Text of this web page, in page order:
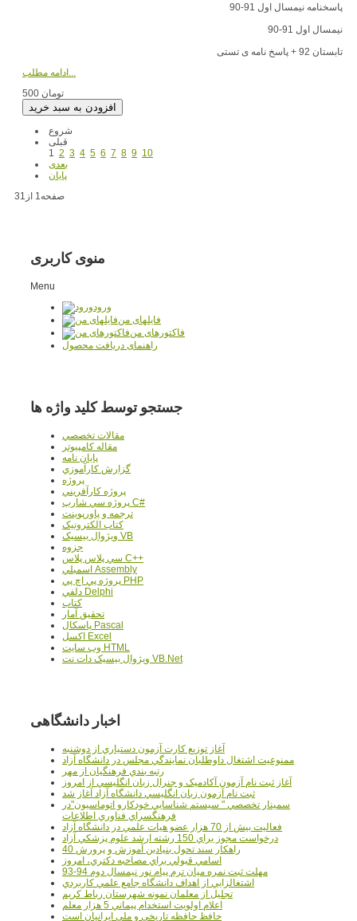
پاسخنامه نیمسال اول 91-90
نیمسال اول 91-90
تابستان 92 + پاسخ نامه ی تستی
ادامه مطلب...
500 تومان
شروع
قبلی
1 2 3 4 5 6 7 8 9 10
بعدی
پایان
صفحه1 از31
منوی کاربری
Menu
ورود
فایلهای من
فاکتورهای من
راهنمای دریافت محصول
جستجو توسط کلید واژه ها
مقالات تخصصي
مقاله کامپیوتر
پایان نامه
گزارش کارآموزي
پروژه
پروژه کارآفريني
پروژه سي شارپ C#
ترجمه و پاورپوينت
کتاب الکترونيک
ويژوال بيسيک VB
جزوه
سي پلاس پلاس C++
اسمبلي Assembly
پروژه پي اچ پي PHP
دلفي Delphi
کتاب
تحقيق آمار
پاسکال Pascal
اکسل Excel
وب سايت HTML
ويژوال بيسيک دات نت VB.Net
اخبار دانشگاهی
آغاز توزيع کارت آزمون دستياري از دوشنبه
ممنوعيت اشتغال داوطلبان نمايندگي مجلس در دانشگاه آزاد
رتبه بندي فرهنگيان از مهر
آغاز ثبت نام آزمون آکادميک و جنرال زبان انگليسي از امروز
ثبت نام آزمون زبان انگليسي دانشگاه آزاد آغاز شد
سمينار تخصصي " سيستم شناسايي خودکارو اتوماسيون"در
فرهنگسراي فناوري اطلاعات
فعاليت بيش از 70 هزار عضو هيات علمي در دانشگاه آزاد
درخواست مجوز براي 150 رشته ارشد علوم پزشکي آزاد
40 راهکار سند تحول بنيادين آموزش و پرورش
اسامي قبولي براي مصاحبه دکتري، امروز
مهلت ثبت نمره میان ترم پیام نور نیمسال دوم 94-93
اشتغالزايي از اهداف دانشگاه جامع علمي کاربردي
تجليل از معلمان نمونه شهرستان رباط کريم
اعلام اولويت استخدام پيماني 5 هزار معلم
حافظ حافظه تاريخي و ملي ايرانيان است